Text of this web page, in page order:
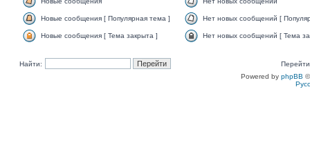
Новые сообщения [ Популярная тема ] Нет новых сообщений [
Новые сообщения [ Тема закрыта ] Нет новых сообщений [ Тема
Найти:
Powered by phpBB